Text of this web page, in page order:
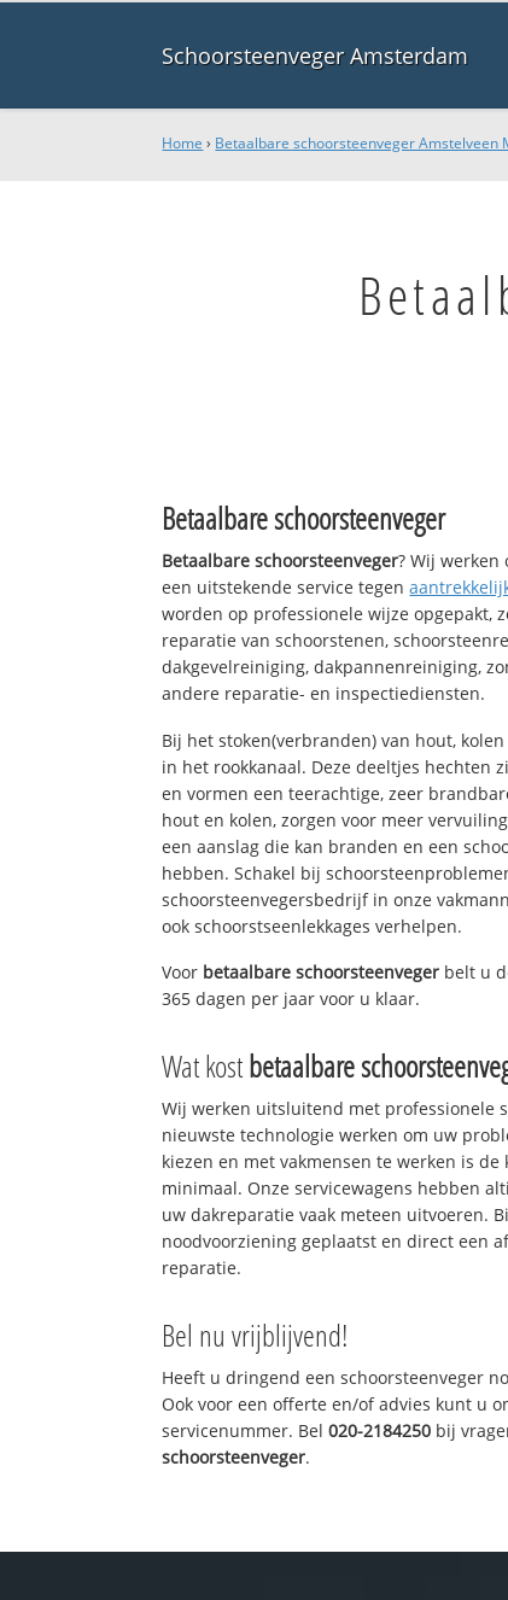
Schoorsteenveger Amsterdam
Home › Betaalbare schoorsteenveger Amstelveen
Betaalbare schoorsteenveger
Betaalbare schoorsteenveger? Wij
een uitstekende service tegen
worden op professionele wijze opgepakt,
reparatie van schoorstenen,
dakgevelreiniging, dakpannenreiniging,
andere reparatie- en inspectiediensten.
Bij het stoken(verbranden) van hout,
in het rookkanaal. Deze deeltjes hechten
en vormen een teerachtige, zeer
hout en kolen, zorgen voor meer
een aanslag die kan branden en een
hebben. Schakel bij
schoorsteenvegersbedrijf in onze
ook schoorstseenlekkages verhelpen.
Voor betaalbare schoorsteenveger belt u
365 dagen per jaar voor u klaar.
Wat kostbetaalbare
Wij werken uitsluitend met professionele
nieuwste technologie werken om uw
kiezen en met vakmensen te werken is
minimaal. Onze servicewagens hebben
uw dakreparatie vaak meteen uitvoeren.
noodvoorziening geplaatst en direct een
reparatie.
Bel nu vrijblijvend!
Heeft u dringend een schoorsteenveger
Ook voor een offerte en/of advies kunt u
servicenummer. Bel020-2184250 bij
schoorsteenveger.